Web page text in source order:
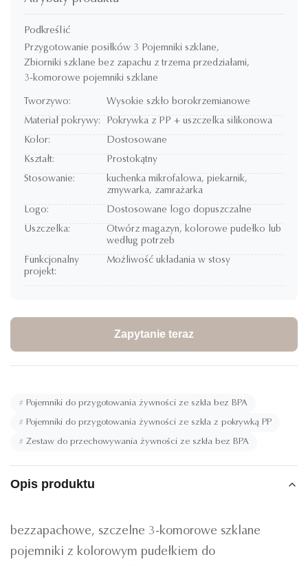
Podkreślić
Przygotowanie posiłków 3 Pojemniki szklane,
Zbiorniki szklane bez zapachu z trzema przedziałami,
3-komorowe pojemniki szklane
Tworzywo:
Wysokie szkło borokrzemianowe
Materiał pokrywy:
Pokrywka z PP + uszczelka silikonowa
Kolor:
Dostosowane
Kształt:
Prostokątny
Stosowanie:
kuchenka mikrofalowa, piekarnik,
zmywarka, zamrażarka
Logo:
Dostosowane logo dopuszczalne
Uszczelka:
Otwórz magazyn, kolorowe pudełko lub
według potrzeb
Funkcjonalny
projekt:
Możliwość układania w stosy
Zapytanie teraz
# Pojemniki do przygotowania żywności ze szkła bez BPA
# Pojemniki do przygotowania żywności ze szkła z pokrywką PP
# Zestaw do przechowywania żywności ze szkła bez BPA
Opis produktu
bezzapachowe, szczelne 3-komorowe szklane
pojemniki z kolorowym pudełkiem do